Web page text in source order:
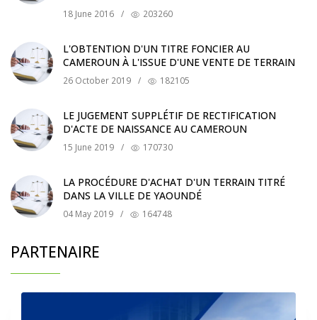
18 June 2016 / 203260
L'OBTENTION D'UN TITRE FONCIER AU
CAMEROUN À L'ISSUE D'UNE VENTE DE TERRAIN
26 October 2019 / 182105
LE JUGEMENT SUPPLÉTIF DE RECTIFICATION
D'ACTE DE NAISSANCE AU CAMEROUN
15 June 2019 / 170730
LA PROCÉDURE D'ACHAT D'UN TERRAIN TITRÉ
DANS LA VILLE DE YAOUNDÉ
04 May 2019 / 164748
PARTENAIRE